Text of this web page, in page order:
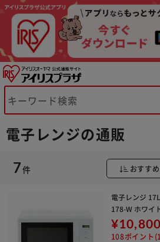
電子レンジの通販
7件 おすす
電子レンジ
178-W ホワイ
¥10,800
108ポイント
※ご確認ください
カートに入れる